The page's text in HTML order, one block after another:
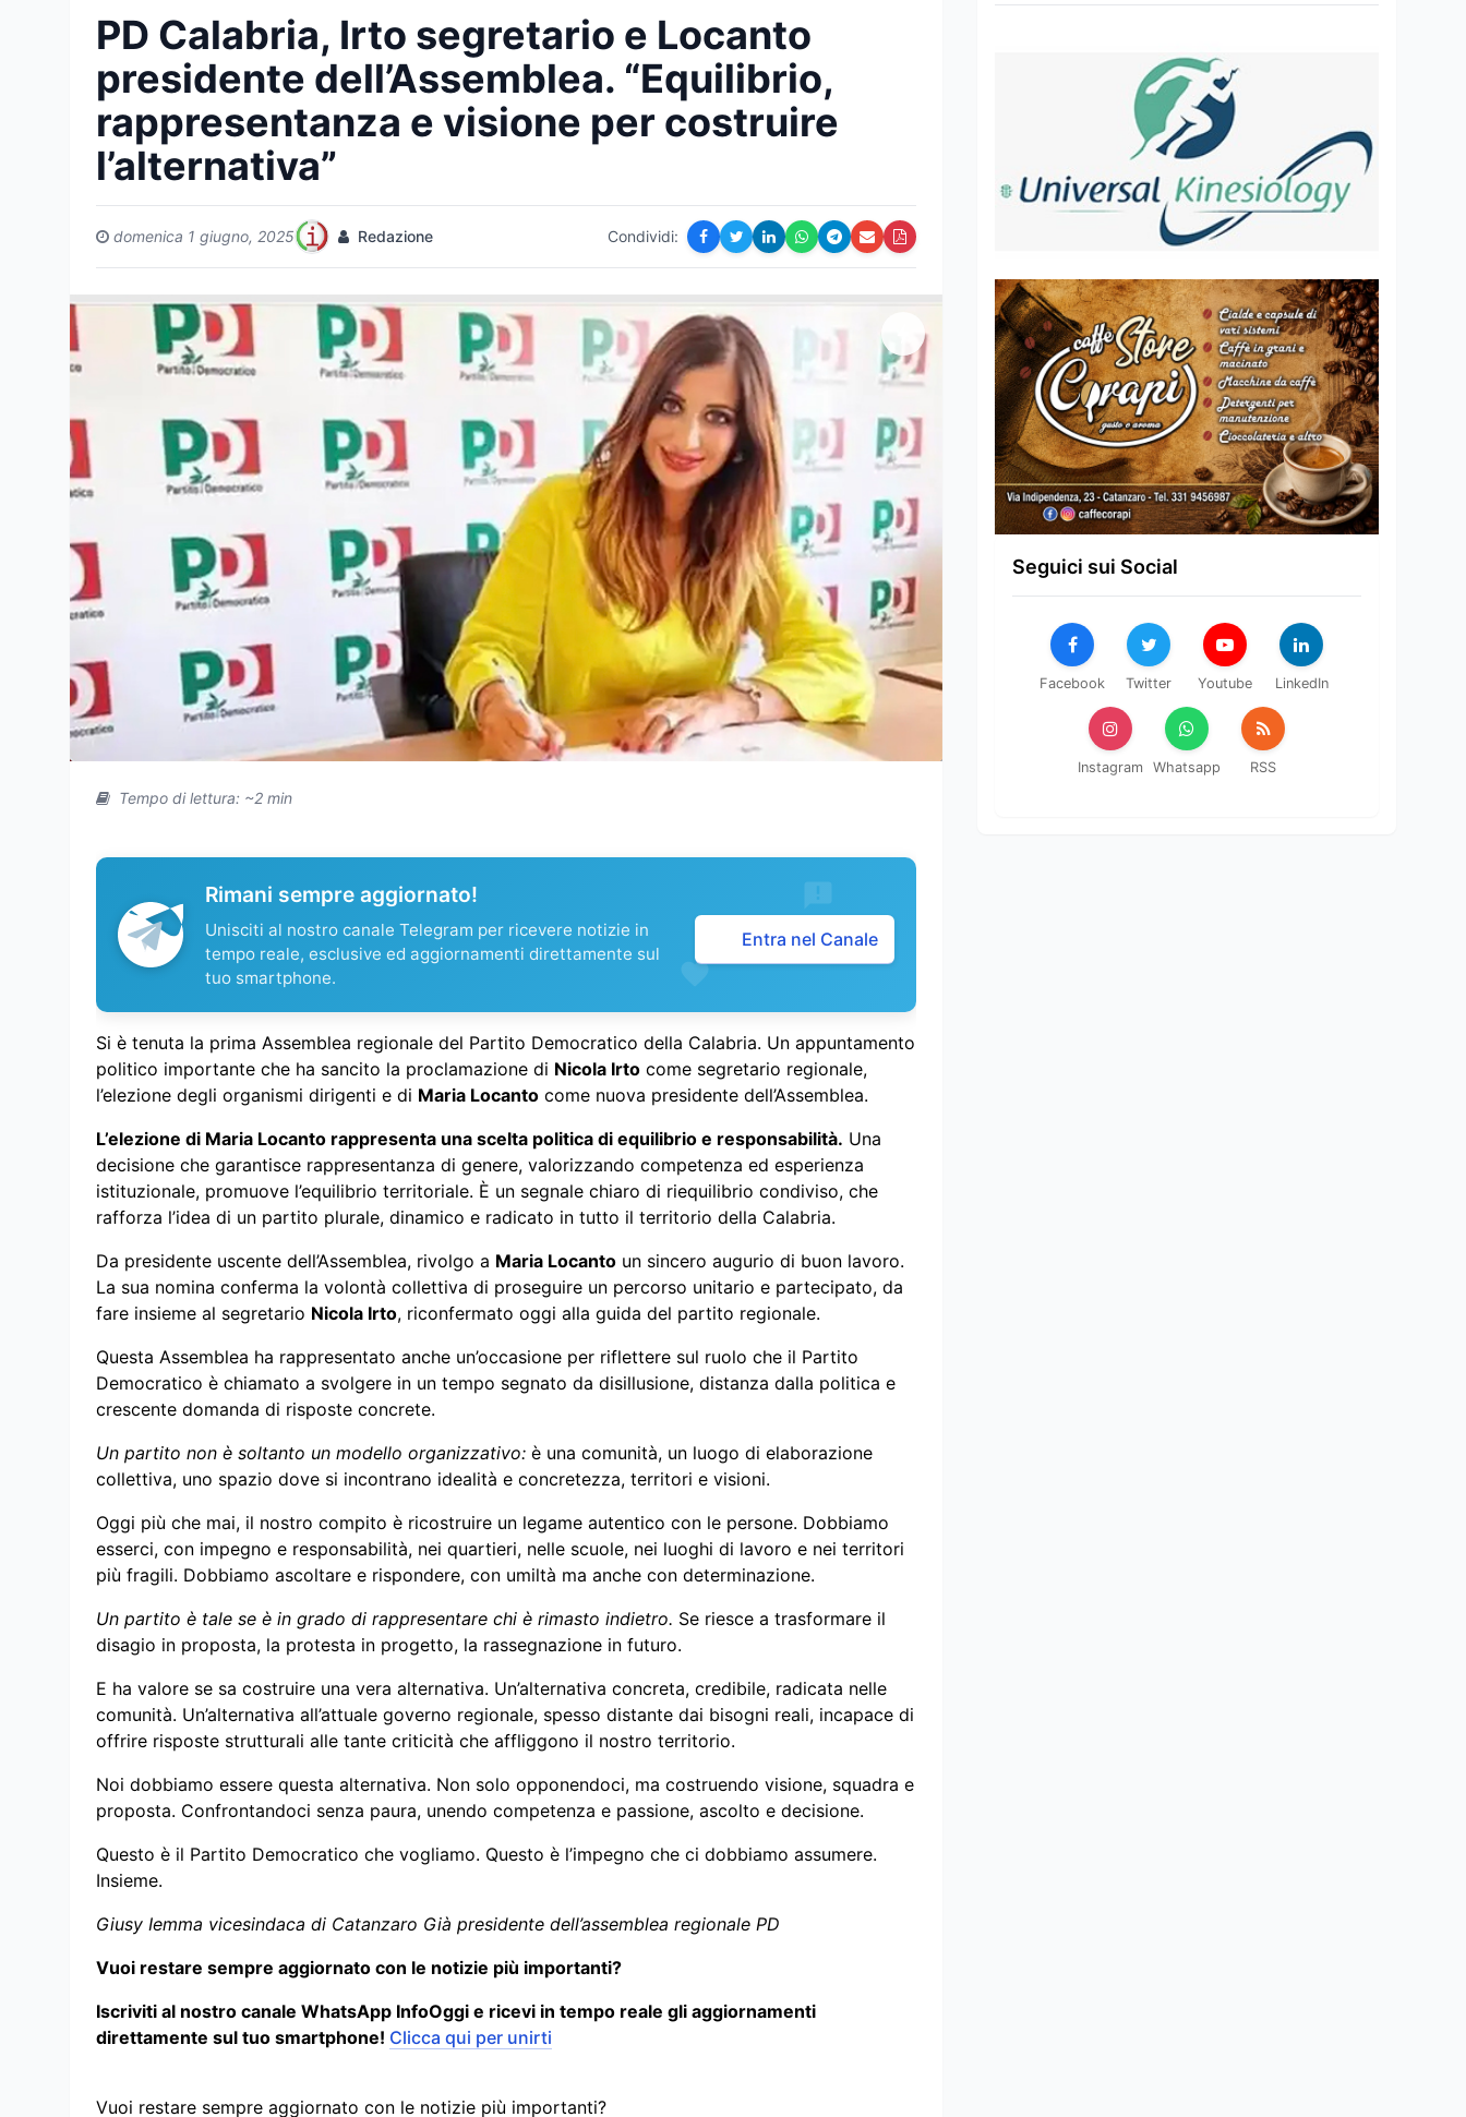
PD Calabria, Irto segretario e Locanto
presidente dell’Assemblea. “Equilibrio,
rappresentanza e visione per costruire
l’alternativa”
domenica 1 giugno, 2025 Redazione Condividi:
Tempo di lettura: ~2 min
Rimani sempre aggiornato!
Unisciti al nostro canale Telegram per ricevere notizie in
tempo reale, esclusive ed aggiornamenti direttamente sul
tuo smartphone.
Entra nel Canale
Si è tenuta la prima Assemblea regionale del Partito Democratico della Calabria. Un appuntamento
politico importante che ha sancito la proclamazione di Nicola Irto come segretario regionale,
l’elezione degli organismi dirigenti e di Maria Locanto come nuova presidente dell’Assemblea.
L’elezione di Maria Locanto rappresenta una scelta politica di equilibrio e responsabilità. Una
decisione che garantisce rappresentanza di genere, valorizzando competenza ed esperienza
istituzionale, promuove l’equilibrio territoriale. È un segnale chiaro di riequilibrio condiviso, che
rafforza l’idea di un partito plurale, dinamico e radicato in tutto il territorio della Calabria.
Da presidente uscente dell’Assemblea, rivolgo a Maria Locanto un sincero augurio di buon lavoro.
La sua nomina conferma la volontà collettiva di proseguire un percorso unitario e partecipato, da
fare insieme al segretario Nicola Irto, riconfermato oggi alla guida del partito regionale.
Questa Assemblea ha rappresentato anche un’occasione per riflettere sul ruolo che il Partito
Democratico è chiamato a svolgere in un tempo segnato da disillusione, distanza dalla politica e
crescente domanda di risposte concrete.
Un partito non è soltanto un modello organizzativo: è una comunità, un luogo di elaborazione
collettiva, uno spazio dove si incontrano idealità e concretezza, territori e visioni.
Oggi più che mai, il nostro compito è ricostruire un legame autentico con le persone. Dobbiamo
esserci, con impegno e responsabilità, nei quartieri, nelle scuole, nei luoghi di lavoro e nei territori
più fragili. Dobbiamo ascoltare e rispondere, con umiltà ma anche con determinazione.
Un partito è tale se è in grado di rappresentare chi è rimasto indietro. Se riesce a trasformare il
disagio in proposta, la protesta in progetto, la rassegnazione in futuro.
E ha valore se sa costruire una vera alternativa. Un’alternativa concreta, credibile, radicata nelle
comunità. Un’alternativa all’attuale governo regionale, spesso distante dai bisogni reali, incapace di
offrire risposte strutturali alle tante criticità che affliggono il nostro territorio.
Noi dobbiamo essere questa alternativa. Non solo opponendoci, ma costruendo visione, squadra e
proposta. Confrontandoci senza paura, unendo competenza e passione, ascolto e decisione.
Questo è il Partito Democratico che vogliamo. Questo è l’impegno che ci dobbiamo assumere.
Insieme.
Giusy Iemma vicesindaca di Catanzaro Già presidente dell’assemblea regionale PD
Vuoi restare sempre aggiornato con le notizie più importanti?
Iscriviti al nostro canale WhatsApp InfoOggi e ricevi in tempo reale gli aggiornamenti
direttamente sul tuo smartphone! Clicca qui per unirti
Vuoi restare sempre aggiornato con le notizie più importanti?
Seguici sui Social
Facebook Twitter Youtube LinkedIn
Instagram Whatsapp RSS